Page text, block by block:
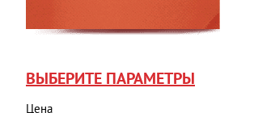
ВЫБЕРИТЕ ПАРАМЕТРЫ